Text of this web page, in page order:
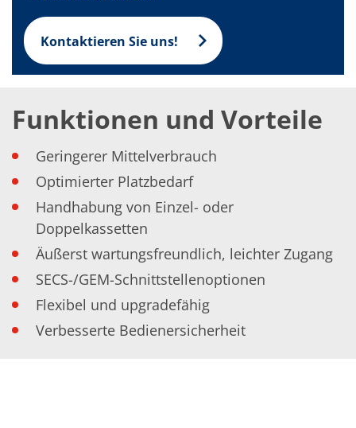
Service Level Agreements
Ersatzteilservice
Upgrades
Training
Technologie
TruEtch - Metallätzung
Fluidjet - Metall-Abhebung
SiEtch – KOH-Ätzen
Ätzen
Texturierung
Innovationen
Battery Technology
Fortschrittliches chemisches Ätzen
Proprietäre Software
FlowLogX - Smart Connectivity Platform
Infocenter
Downloads
Presse
News
Kontaktieren Sie uns!
Funktionen und Vorteile
Geringerer Mittelverbrauch
Optimierter Platzbedarf
Handhabung von Einzel- oder
Doppelkassetten
Äußerst wartungsfreundlich, leichter Zugang
SECS-/GEM-Schnittstellenoptionen
Flexibel und upgradefähig
Verbesserte Bedienersicherheit